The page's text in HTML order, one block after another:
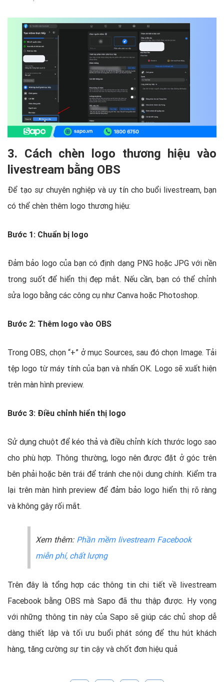
3. Cách chèn logo thương hiệu vào
livestream bằng OBS
Để tạo sự chuyên nghiệp và uy tín cho buổi livestream, bạn
có thể chèn thêm logo thương hiệu:
Bước 1: Chuẩn bị logo
Đảm bảo logo của bạn có định dạng PNG hoặc JPG với nền
trong suốt để hiển thị đẹp mắt. Nếu cần, bạn có thể chỉnh
sửa logo bằng các công cụ như Canva hoặc Photoshop.
Bước 2: Thêm logo vào OBS
Trong OBS, chọn “+” ở mục Sources, sau đó chọn Image. Tải
tệp logo từ máy tính của bạn và nhấn OK. Logo sẽ xuất hiện
trên màn hình preview.
Bước 3: Điều chỉnh hiển thị logo
Sử dụng chuột để kéo thả và điều chỉnh kích thước logo sao
cho phù hợp. Thông thường, logo nên được đặt ở góc trên
bên phải hoặc bên trái để tránh che nội dung chính. Kiểm tra
lại trên màn hình preview để đảm bảo logo hiển thị rõ ràng
và không gây rối mắt.
Xem thêm: Phần mềm livestream Facebook
miễn phí, chất lượng
Trên đây là tổng hợp các thông tin chi tiết về livestream
Facebook bằng OBS mà Sapo đã thu thập được. Hy vọng
với những thông tin này của Sapo sẽ giúp các chủ shop dễ
dàng thiết lập và tối ưu buổi phát sóng để thu hút khách
hàng, tăng cường sự tin cậy và chốt đơn hiệu quả